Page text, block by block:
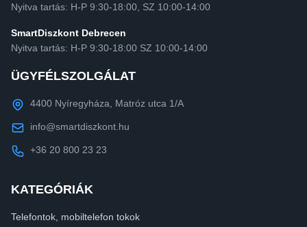
Nyitva tartás: H-P 9:30-18:00, SZ 10:00-14:00
SmartDiszkont Debrecen
Nyitva tartás: H-P 9:30-18:00 SZ 10:00-14:00
ÜGYFÉLSZOLGÁLAT
4400 Nyíregyháza, Matróz utca 1/A
info@smartdiszkont.hu
+36 20 800 23 23
KATEGÓRIÁK
Telefontok, mobiltelefon tokok